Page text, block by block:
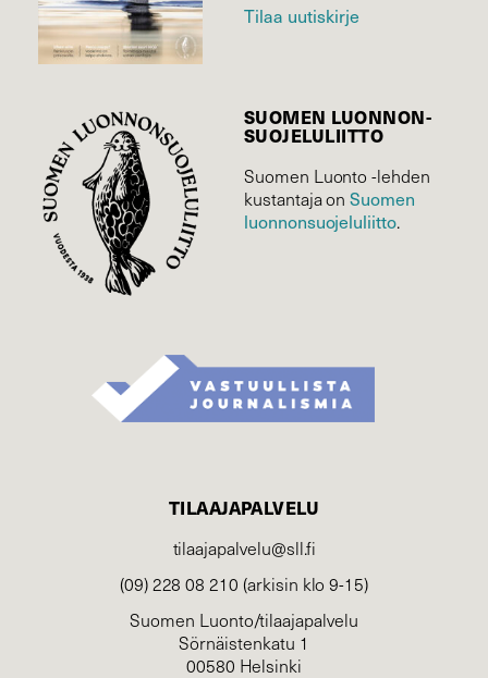
Tilaa uutiskirje
SUOMEN LUONNON­
SUOJELU­LIITTO
Suomen Luonto -lehden
kustantaja onSuomen
luonnonsuojelu­liitto.
TILAAJAPALVELU
tilaajapalvelu@sll.fi
(09) 228 08 210 (arkisin klo 9-15)
Suomen Luonto/tilaajapalvelu
Sörnäistenkatu 1
00580 Helsinki